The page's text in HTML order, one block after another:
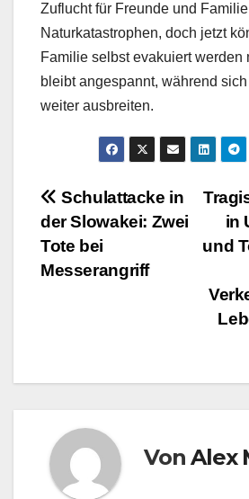
Zuflucht für Freunde und
Naturkatastrophen, doch jetzt
Familie selbst evakuiert werden
bleibt angespannt, während
weiter ausbreiten.
in
und
Schulattacke in
der Slowakei: Zwei
Tote bei
Messerangriff
VonAlex